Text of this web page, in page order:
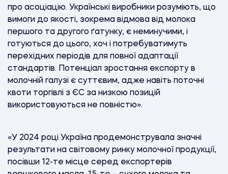
про асоціацію. Українські виробники розуміють, що
вимоги до якості, зокрема відмова від молока
першого та другого ґатунку, є неминучими, і
готуються до цього, хоч і потребуватимуть
перехідних періодів для повної адаптації
стандартів. Потенціал зростання експорту в
молочній галузі є суттєвим, адже навіть поточні
квоти торгівлі з ЄС за низкою позицій
використовуються не повністю».
«У 2024 році Україна продемонструвала значні
результати на світовому ринку молочної продукції,
посівши 12-те місце серед експортерів